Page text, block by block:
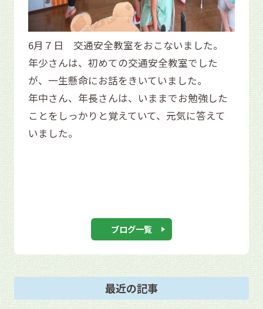
6月７日 交通安全教室をおこないました。
年少さんは、初めての交通安全教室でした
が、一生懸命にお話をきいていました。
年中さん、年長さんは、いままでお勉強した
ことをしっかりと覚えていて、元気に答えて
いました。
ブログ一覧
最近の記事